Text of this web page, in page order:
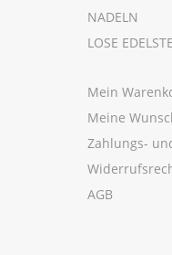
NADELN
LOSE
Mein
Meine
Zahlungs-
AGB